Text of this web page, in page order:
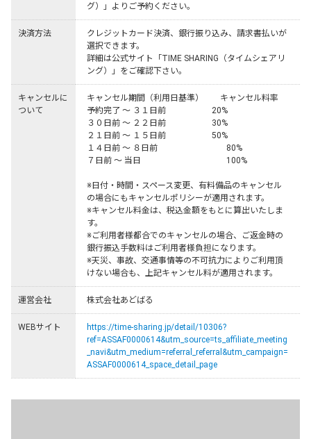
グ）」よりご予約ください。
決済方法
クレジットカード決済、銀行振り込み、請求書払いが
選択できます。
詳細は公式サイト「TIME SHARING（タイムシェアリ
ング）」をご確認下さい。
キャンセルに
ついて
キャンセル期間（利用日基準）	キャンセル料率
予約完了 ～ ３１日前	　　　　　20%
３０日前 ～ ２２日前	　　　　　30%
２１日前 ～ １５日前	　　　　　50%
１４日前 ～ ８日前	　 　　　　　  80%
７日前 ～ 当日	              　　　　　 100%
※日付・時間・スペース変更、有料備品のキャンセル
の場合にもキャンセルポリシーが適用されます。
※キャンセル料金は、税込金額をもとに算出いたしま
す。
※ご利用者様都合でのキャンセルの場合、ご返金時の
銀行振込手数料はご利用者様負担になります。
※天災、事故、交通事情等の不可抗力によりご利用頂
けない場合も、上記キャンセル料が適用されます。
運営会社 株式会社あどばる
WEBサイト
https://time-sharing.jp/detail/10306?
ref=ASSAF0000614&utm_source=ts_affiliate_meeting
_navi&utm_medium=referral_referral&utm_campaign=
ASSAF0000614_space_detail_page